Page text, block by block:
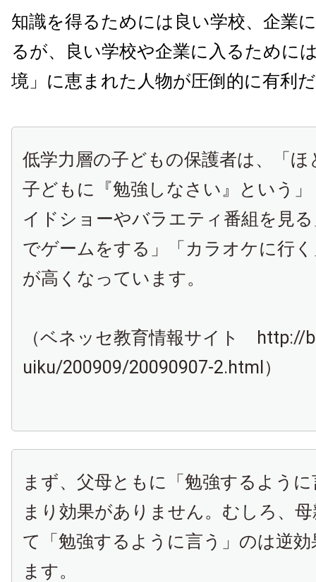
知識を得るためには良い学校、企業
るが、良い学校や企業に入るために
境」に恵まれた人物が圧倒的に有利
低学力層の子どもの保護者は、「ほ
子どもに『勉強しなさい』という
イドショーやバラエティ番組を見
でゲームをする」「カラオケに行
が高くなっています。
（ベネッセ教育情報サイト http://
uiku/200909/20090907-2.html）
まず、父母ともに「勉強するよう
まり効果がありません。むしろ、
て「勉強するように言う」のは逆
ます。